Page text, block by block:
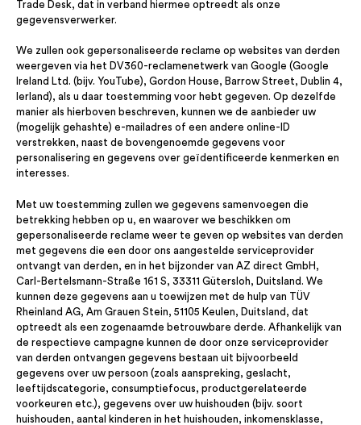
Trade Desk, dat in verband hiermee optreedt als onze
gegevensverwerker.
We zullen ook gepersonaliseerde reclame op websites van derden
weergeven via het DV360-reclamenetwerk van Google (Google
Ireland Ltd. (bijv. YouTube), Gordon House, Barrow Street, Dublin 4,
Ierland), als u daar toestemming voor hebt gegeven. Op dezelfde
manier als hierboven beschreven, kunnen we de aanbieder uw
(mogelijk gehashte) e-mailadres of een andere online-ID
verstrekken, naast de bovengenoemde gegevens voor
personalisering en gegevens over geïdentificeerde kenmerken en
interesses.
Met uw toestemming zullen we gegevens samenvoegen die
betrekking hebben op u, en waarover we beschikken om
gepersonaliseerde reclame weer te geven op websites van derden
met gegevens die een door ons aangestelde serviceprovider
ontvangt van derden, en in het bijzonder van AZ direct GmbH,
Carl-Bertelsmann-Straße 161 S, 33311 Gütersloh, Duitsland. We
kunnen deze gegevens aan u toewijzen met de hulp van TÜV
Rheinland AG, Am Grauen Stein, 51105 Keulen, Duitsland, dat
optreedt als een zogenaamde betrouwbare derde. Afhankelijk van
de respectieve campagne kunnen de door onze serviceprovider
van derden ontvangen gegevens bestaan uit bijvoorbeeld
gegevens over uw persoon (zoals aanspreking, geslacht,
leeftijdscategorie, consumptiefocus, productgerelateerde
voorkeuren etc.), gegevens over uw huishouden (bijv. soort
huishouden, aantal kinderen in het huishouden, inkomensklasse,